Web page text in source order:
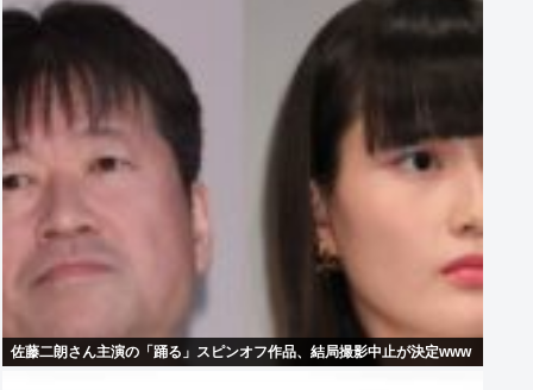
佐藤二朗さん主演の「踊る」スピンオフ作品、結局撮影中止が決定www